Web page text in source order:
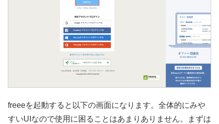
freeeを起動すると以下の画面になります。全体的にみや
すいUIなので使用に困ることはあまりありません。まずは